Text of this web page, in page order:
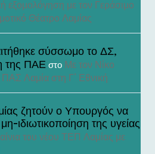
εξομολόγηση με τον Γεράσιμο
Θέατρο Λαμίας
σύσσωμο το ΔΣ,
της ΠΑΕ στο Με τον Νίκο
ΠΑΣ Λαμία στη Γ’ Εθνική
ζητούν ο Υπουργός να
ιδιωτικοποίηση της υγείας
του νέου ΤΕΠ Λαμίας με